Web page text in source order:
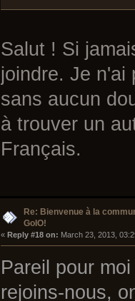
Salut ! Si
joindre. Je n'ai
sans aucun
à trouver un
Français.
Re: Bienvenue à la
GoIO!
« Reply #18 on: March 23, 2013,
Pareil pour
rejoins-nous,